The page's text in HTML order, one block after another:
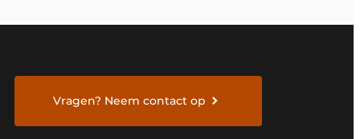
Vragen? Neem contact op